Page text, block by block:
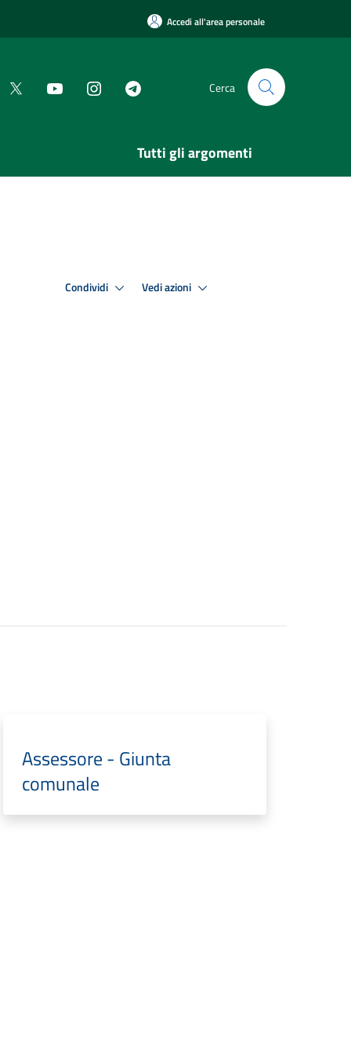
Accedi all'area personale
Cerca
Tutti gli argomenti
Condividi Vedi azioni
Assessore - Giunta
comunale